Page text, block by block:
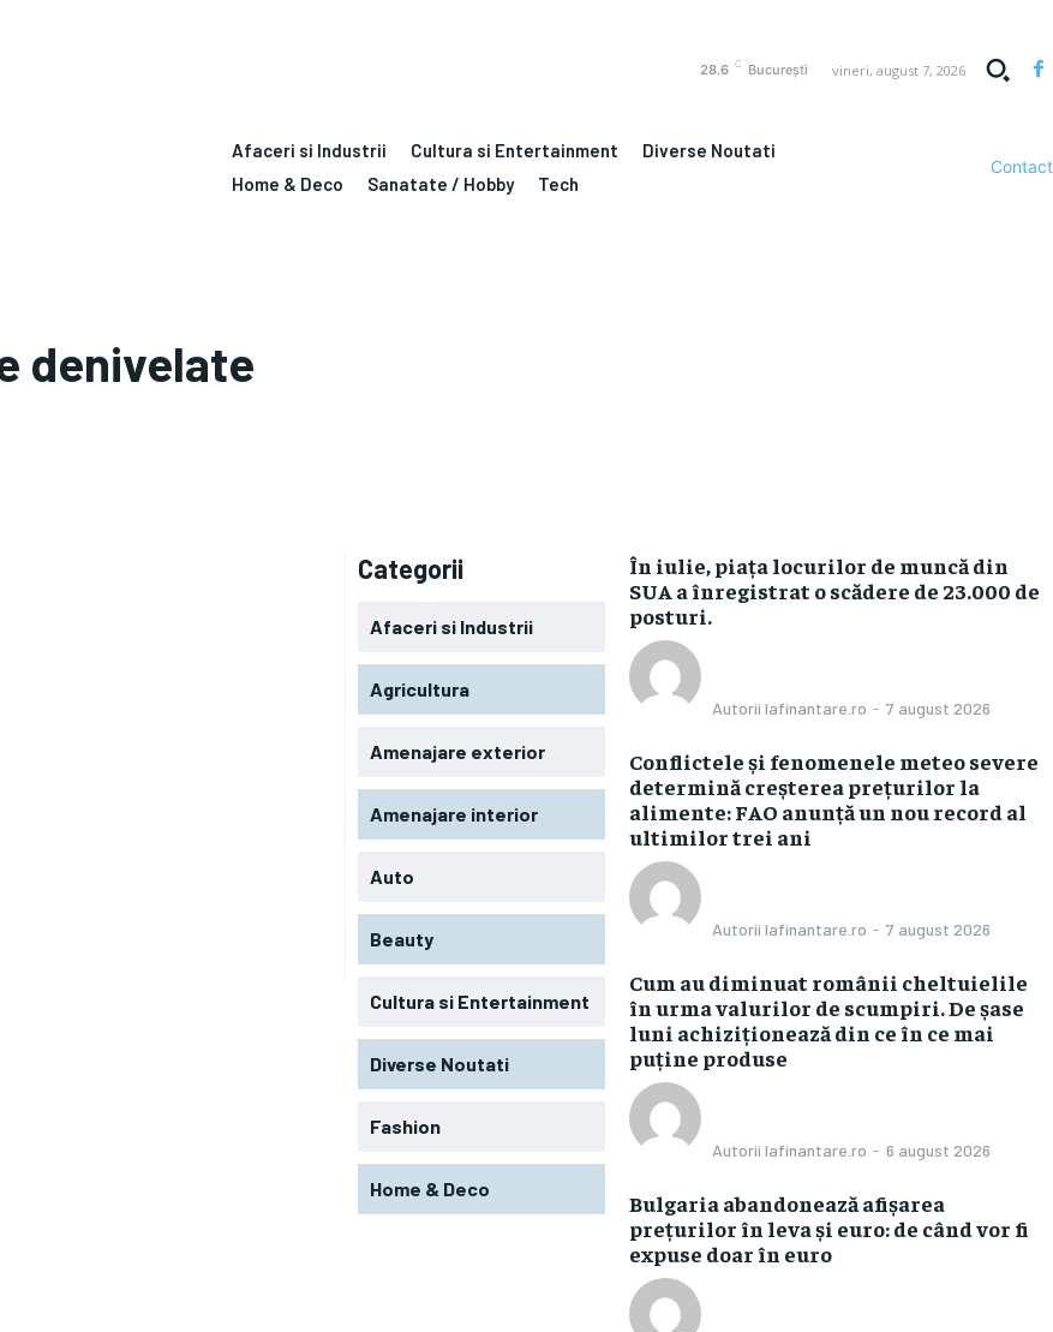
28.6 C București vineri, august 7, 2026
Afaceri si Industrii Cultura si Entertainment
Diverse Noutati
Home & Deco
Sanatate / Hobby Tech
Contact
denivelate
Categorii
Afaceri si Industrii
Agricultura
Amenajare exterior
Amenajare interior
Auto
Beauty
Cultura si Entertainment
Diverse Noutati
Fashion
Home & Deco
În iulie, piața locurilor de muncă din
SUA a înregistrat o scădere de 23.000 de
posturi.
Autorii Iafinantare.ro - 7 august 2026
Conflictele și fenomenele meteo severe
determină creșterea prețurilor la
alimente: FAO anunță un nou record al
ultimilor trei ani
Autorii Iafinantare.ro - 7 august 2026
Cum au diminuat românii cheltuielile
în urma valurilor de scumpiri. De șase
luni achiziționează din ce în ce mai
puține produse
Autorii Iafinantare.ro - 6 august 2026
Bulgaria abandonează afișarea
prețurilor în leva și euro: de când vor fi
expuse doar în euro